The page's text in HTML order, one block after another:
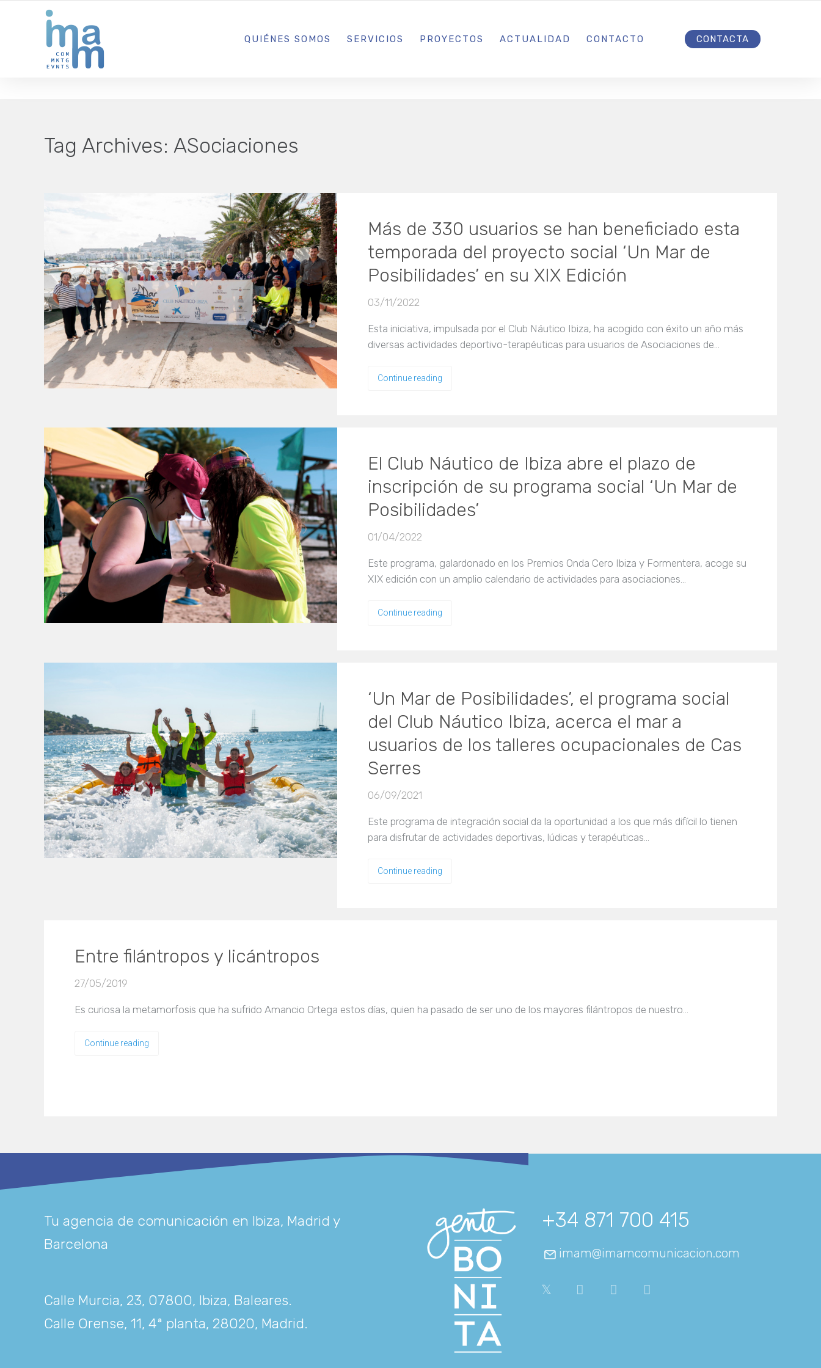
AGENCIA CREATIVA DE COMUNICACIÓN Y ESTRATEGIA DIGITAL IBIZA · MADRID · BARCELONA
QUIÉNES SOMOS SERVICIOS PROYECTOS ACTUALIDAD CONTACTO CONTACTA
Tag Archives: ASociaciones
Más de 330 usuarios se han beneficiado esta
temporada del proyecto social ‘Un Mar de
Posibilidades’ en su XIX Edición
03/11/2022
Esta iniciativa, impulsada por el Club Náutico Ibiza, ha acogido con éxito un año más
diversas actividades deportivo-terapéuticas para usuarios de Asociaciones de…
Continue reading
El Club Náutico de Ibiza abre el plazo de
inscripción de su programa social ‘Un Mar de
Posibilidades’
01/04/2022
Este programa, galardonado en los Premios Onda Cero Ibiza y Formentera, acoge su
XIX edición con un amplio calendario de actividades para asociaciones…
Continue reading
‘Un Mar de Posibilidades’, el programa social
del Club Náutico Ibiza, acerca el mar a
usuarios de los talleres ocupacionales de Cas
Serres
06/09/2021
Este programa de integración social da la oportunidad a los que más difícil lo tienen
para disfrutar de actividades deportivas, lúdicas y terapéuticas…
Continue reading
Entre filántropos y licántropos
27/05/2019
Es curiosa la metamorfosis que ha sufrido Amancio Ortega estos días, quien ha pasado de ser uno de los mayores filántropos de nuestro…
Continue reading
Tu agencia de comunicación en Ibiza, Madrid y
Barcelona
Calle Murcia, 23, 07800, Ibiza, Baleares.
Calle Orense, 11, 4ª planta, 28020, Madrid.
+34 871 700 415
imam@imamcomunicacion.com